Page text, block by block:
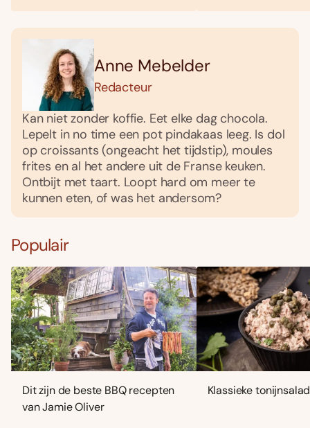
Anne Mebelder
Redacteur
Kan niet zonder koffie. Eet elke dag chocola.
Lepelt in no time een pot pindakaas leeg. Is dol
op croissants (ongeacht het tijdstip), moules
frites en al het andere uit de Franse keuken.
Ontbijt met taart. Loopt hard om meer te
kunnen eten, of was het andersom?
Populair
Dit zijn de beste BBQ recepten
van Jamie Oliver
Klassieke